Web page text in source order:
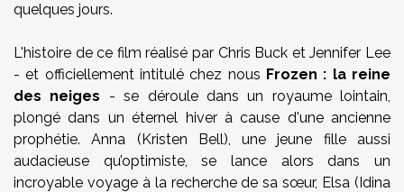
quelques jours.
L'histoire de ce film réalisé par Chris Buck et Jennifer Lee
- et officiellement intitulé chez nous Frozen : la reine
des neiges - se déroule dans un royaume lointain,
plongé dans un éternel hiver à cause d'une ancienne
prophétie. Anna (Kristen Bell), une jeune fille aussi
audacieuse qu’optimiste, se lance alors dans un
incroyable voyage à la recherche de sa sœur, Elsa (Idina